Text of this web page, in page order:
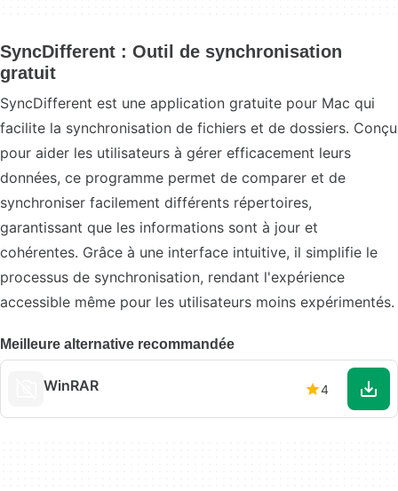
SyncDifferent : Outil de synchronisation
gratuit
SyncDifferent est une application gratuite pour Mac qui
facilite la synchronisation de fichiers et de dossiers. Conçu
pour aider les utilisateurs à gérer efficacement leurs
données, ce programme permet de comparer et de
synchroniser facilement différents répertoires,
garantissant que les informations sont à jour et
cohérentes. Grâce à une interface intuitive, il simplifie le
processus de synchronisation, rendant l'expérience
accessible même pour les utilisateurs moins expérimentés.
Meilleure alternative recommandée
WinRAR 4